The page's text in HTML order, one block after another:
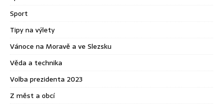
Sport
Tipy na výlety
Vánoce na Moravě a ve Slezsku
Věda a technika
Volba prezidenta 2023
Z měst a obcí